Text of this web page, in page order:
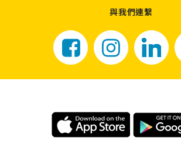
與我們連繫